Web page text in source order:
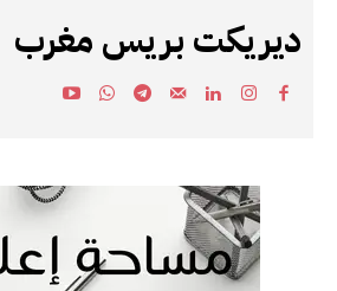
ديريكت بريس مغرب